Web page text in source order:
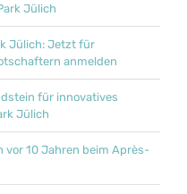
Jülich
Jülich: Jetzt für
anmelden
für innovatives
Jülich
vor 10 Jahren beim Après-